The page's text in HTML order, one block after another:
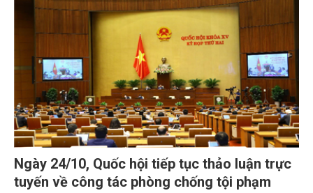
Ngày 24/10, Quốc hội tiếp tục thảo luận trực
tuyến về công tác phòng chống tội phạm